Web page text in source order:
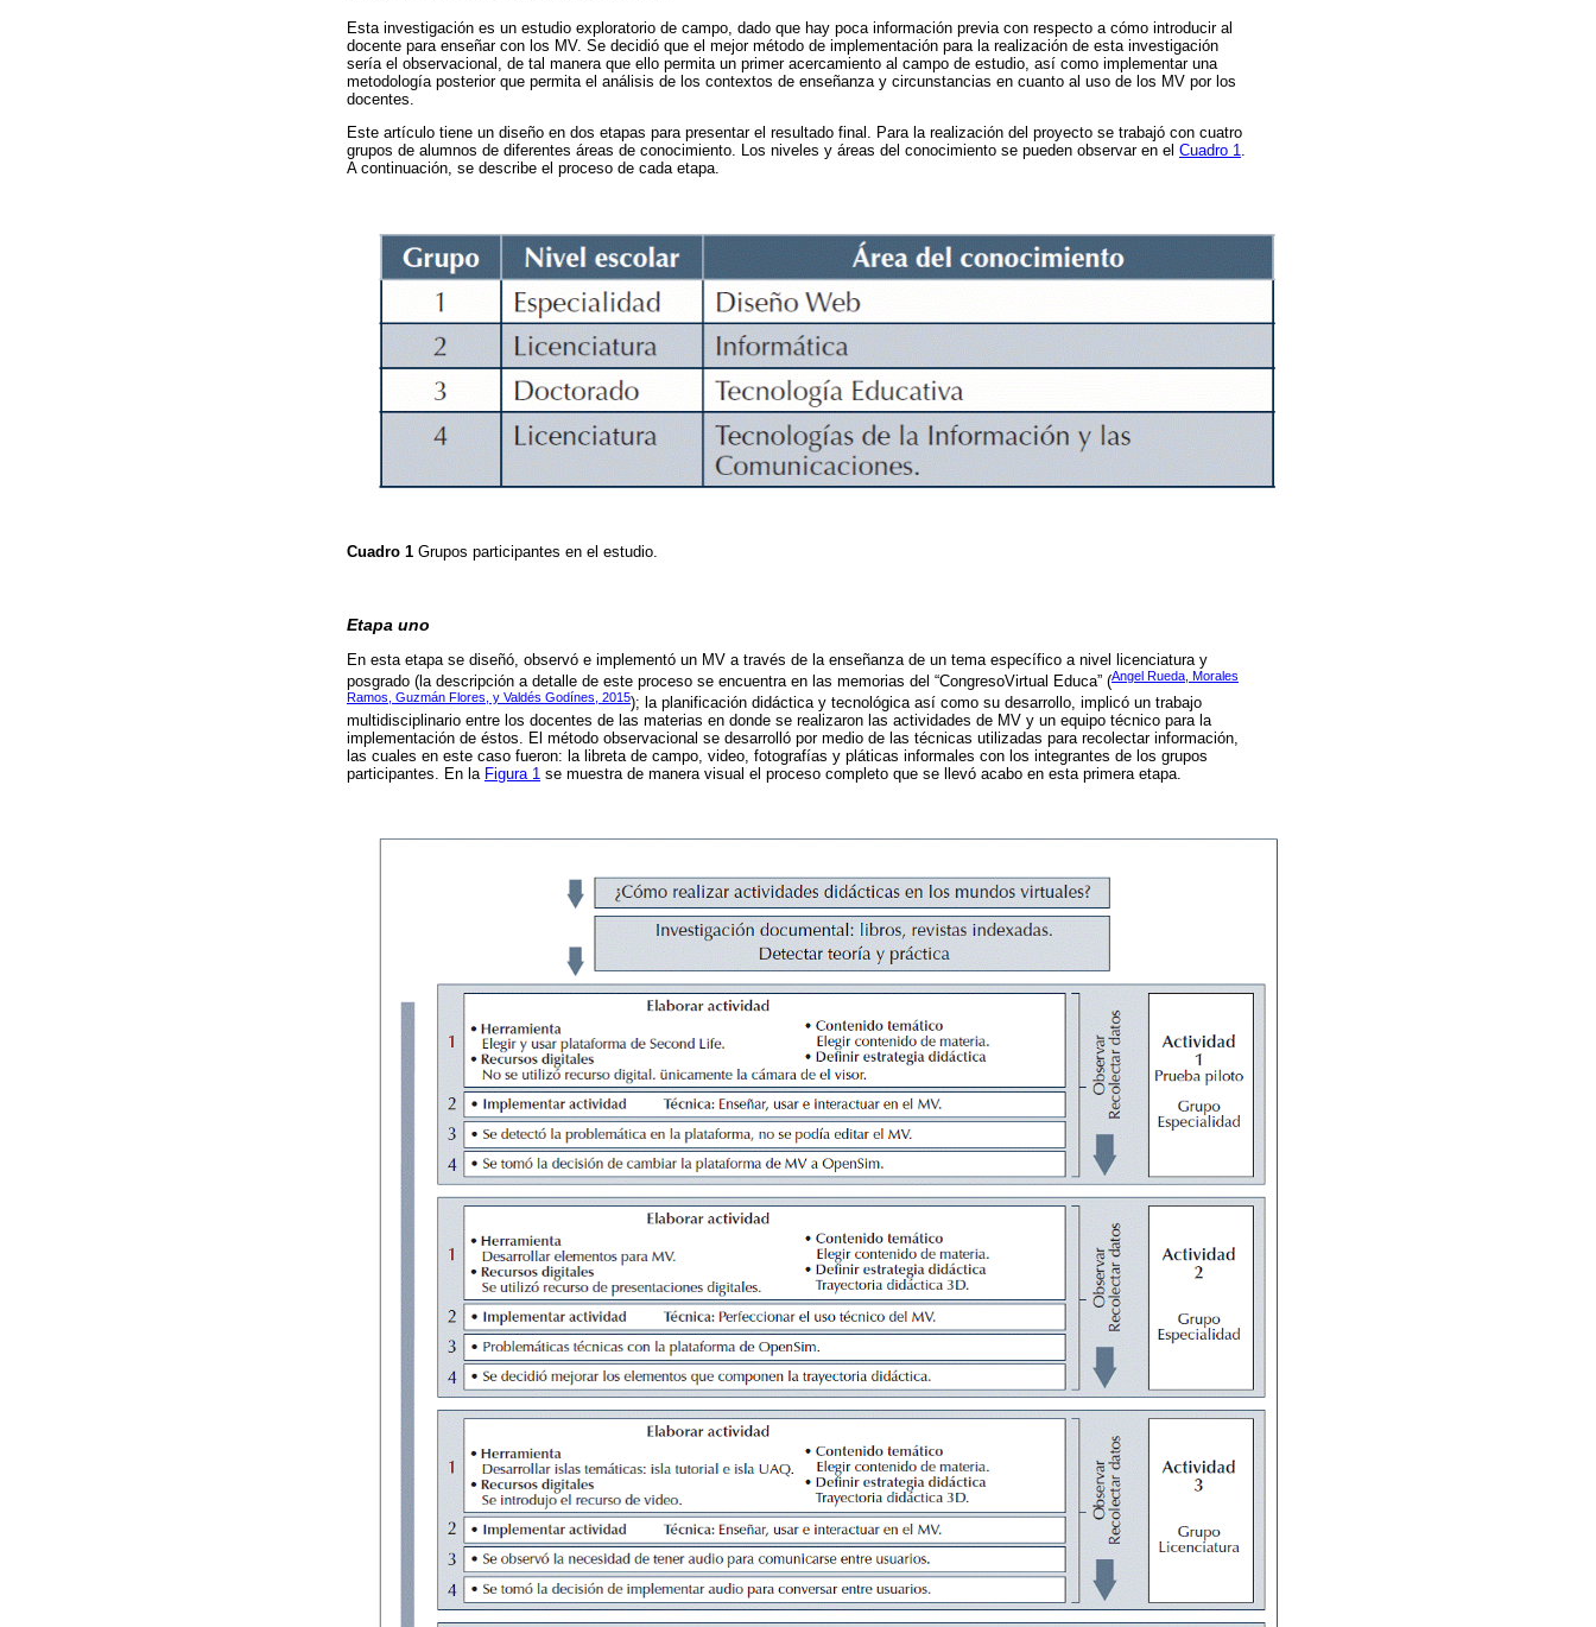
Esta investigación es un estudio exploratorio de campo, dado que hay poca información previa con respecto a cómo introducir al
docente para enseñar con los MV. Se decidió que el mejor método de implementación para la realización de esta investigación
sería el observacional, de tal manera que ello permita un primer acercamiento al campo de estudio, así como implementar una
metodología posterior que permita el análisis de los contextos de enseñanza y circunstancias en cuanto al uso de los MV por los
docentes.
Este artículo tiene un diseño en dos etapas para presentar el resultado final. Para la realización del proyecto se trabajó con cuatro
grupos de alumnos de diferentes áreas de conocimiento. Los niveles y áreas del conocimiento se pueden observar en el Cuadro 1
A continuación, se describe el proceso de cada etapa.
Cuadro 1 Grupos participantes en el estudio.
Etapa uno
En esta etapa se diseñó, observó e implementó un MV a través de la enseñanza de un tema específico a nivel licenciatura y
posgrado (la descripción a detalle de este proceso se encuentra en las memorias del “CongresoVirtual Educa” (Angel Rueda, Morales
Ramos, Guzmán Flores, y Valdés Godínes, 2015); la planificación didáctica y tecnológica así como su desarrollo, implicó un trabajo
multidisciplinario entre los docentes de las materias en donde se realizaron las actividades de MV y un equipo técnico para la
implementación de éstos. El método observacional se desarrolló por medio de las técnicas utilizadas para recolectar información,
las cuales en este caso fueron: la libreta de campo, video, fotografías y pláticas informales con los integrantes de los grupos
participantes. En la Figura 1 se muestra de manera visual el proceso completo que se llevó acabo en esta primera etapa.